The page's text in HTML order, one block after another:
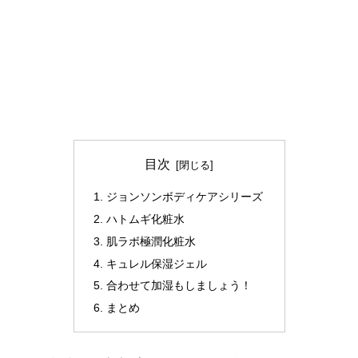
目次
ジョンソンボディケアシリーズ
ハトムギ化粧水
肌ラボ極潤化粧水
キュレル保湿ジェル
合わせて加湿もしましょう！
まとめ